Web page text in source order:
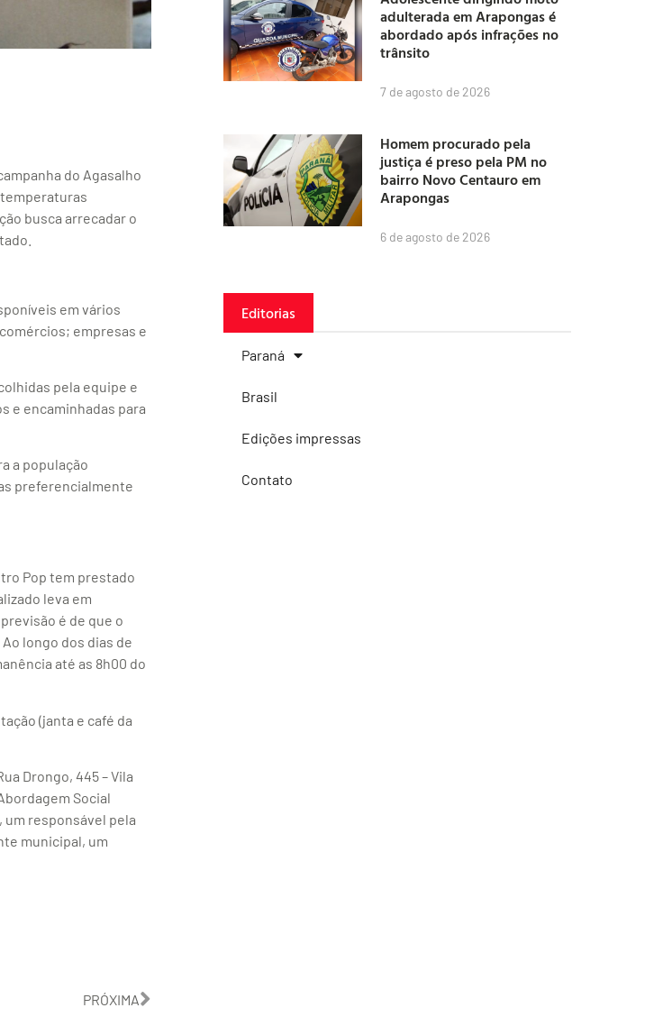
do Agasalho
temperaturas
busca arrecadar o
em vários
comércios; empresas e
pela equipe e
e encaminhadas para
a população
preferencialmente
Pop tem prestado
leva em
é de que o
longo dos dias de
até as 8h00 do
(janta e café da
Drongo, 445 – Vila
Social
um responsável pela
municipal, um
PRÓXIMA
adulterada em Arapongas é
abordado após infrações no
trânsito
7 de agosto de 2026
Homem procurado pela
justiça é preso pela PM no
bairro Novo Centauro em
Arapongas
6 de agosto de 2026
Editorias
Paraná
Brasil
Edições impressas
Contato